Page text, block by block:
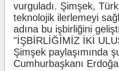
vurguladı. Şimşek,
teknolojik ilerlemeyi
adına bu işbirliğini
"İŞBİRLİĞİMİZ İKİ
Şimşek paylaşımında
Cumhurbaşkanı